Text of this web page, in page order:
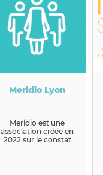
Meridio Lyon
Merídio est une
association créée en
2022 sur le constat